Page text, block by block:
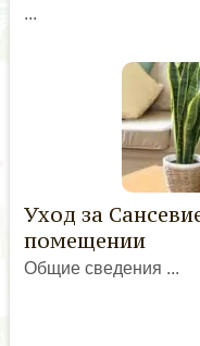
...
Уход за
помещении
Общие сведения ...